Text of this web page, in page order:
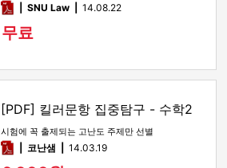
pdfSNU Law 14.08.22
무료
[PDF] 킬러문항 집중탐구 - 수학2
시험에 꼭 출제되는 고난도 주제만 선별
pdf코난샘 14.03.19